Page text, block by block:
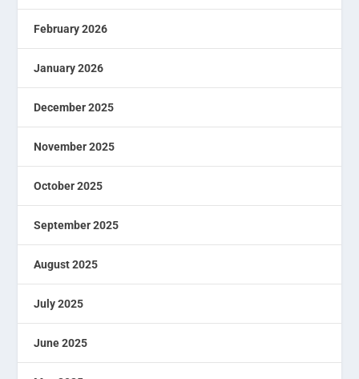
February 2026
January 2026
December 2025
November 2025
October 2025
September 2025
August 2025
July 2025
June 2025